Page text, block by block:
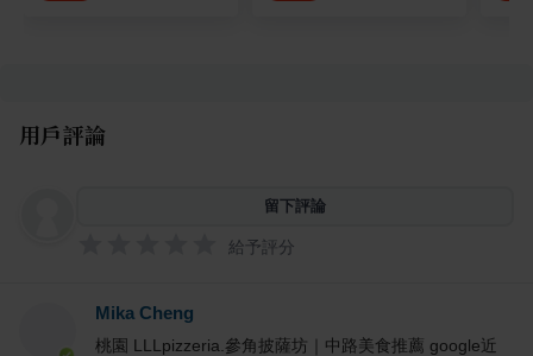
用戶評論
留下評論
給予評分
Mika Cheng
桃園 LLLpizzeria.參角披薩坊｜中路美食推薦 google近